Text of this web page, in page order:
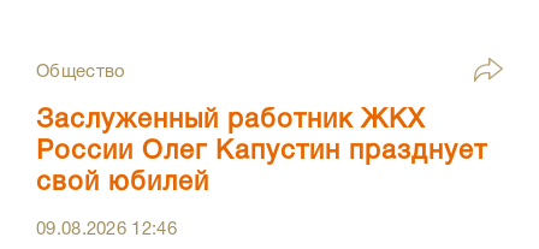
Общество
Заслуженный работник ЖКХ
России Олег Капустин празднует
свой юбилей
09.08.2026 12:46